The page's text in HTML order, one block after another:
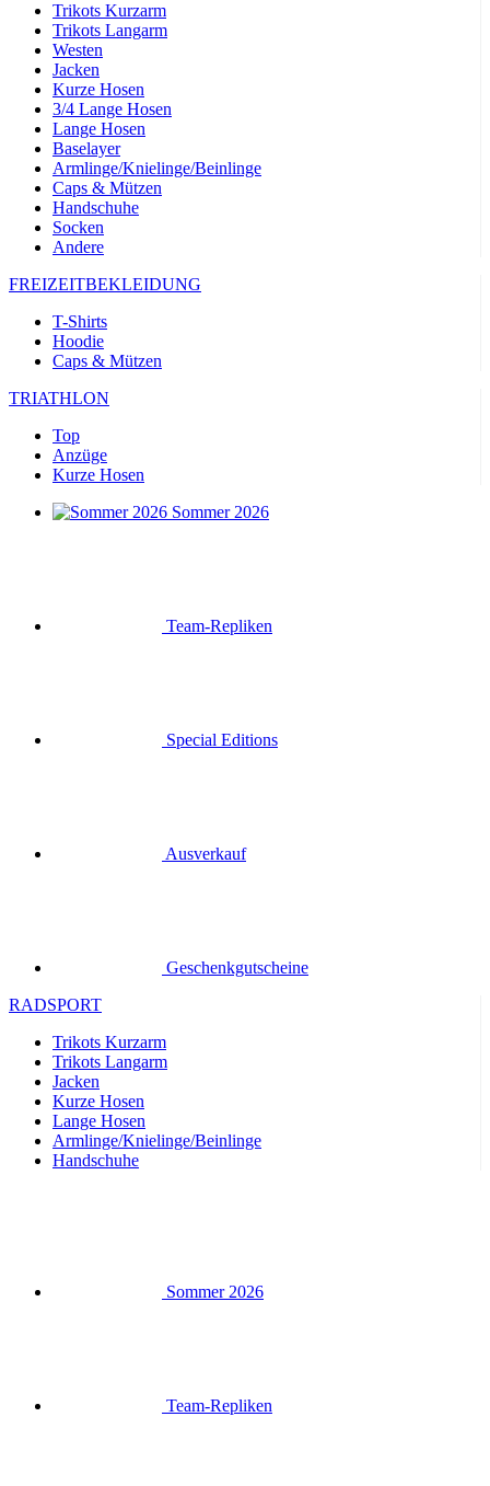
Trikots Kurzarm
Trikots Langarm
Westen
Jacken
Kurze Hosen
3/4 Lange Hosen
Lange Hosen
Baselayer
Armlinge/Knielinge/Beinlinge
Caps & Mützen
Handschuhe
Socken
Andere
FREIZEITBEKLEIDUNG
T-Shirts
Hoodie
Caps & Mützen
TRIATHLON
Top
Anzüge
Kurze Hosen
Sommer 2026
Trikots Langarm
Kurze Hosen
Armlinge/Knielinge/Beinlinge
Handschuhe